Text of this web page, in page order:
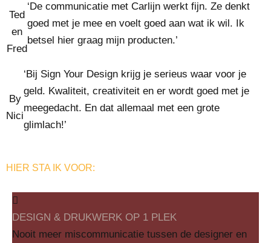
Ted
en
Fred
‘De communicatie met Carlijn werkt fijn. Ze denkt
goed met je mee en voelt goed aan wat ik wil. Ik
betsel hier graag mijn producten.’
By
Nici
‘Bij Sign Your Design krijg je serieus waar voor je
geld. Kwaliteit, creativiteit en er wordt goed met je
meegedacht. En dat allemaal met een grote
glimlach!’
HIER STA IK VOOR:
DESIGN & DRUKWERK OP 1 PLEK
Nooit meer miscommunicatie tussen de designer en